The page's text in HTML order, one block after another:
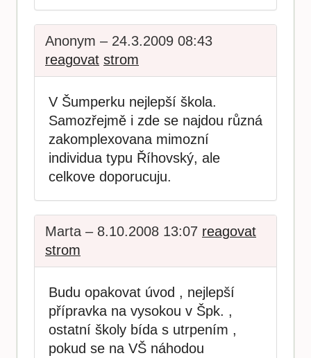
Anonym – 24.3.2009 08:43
reagovat strom
V Šumperku nejlepší škola.
Samozřejmě i zde se najdou různá
zakomplexovana mimozní
individua typu Říhovský, ale
celkove doporucuju.
Marta – 8.10.2008 13:07 reagovat
strom
Budu opakovat úvod , nejlepší
přípravka na vysokou v Špk. ,
ostatní školy bída s utrpením ,
pokud se na VŠ náhodou